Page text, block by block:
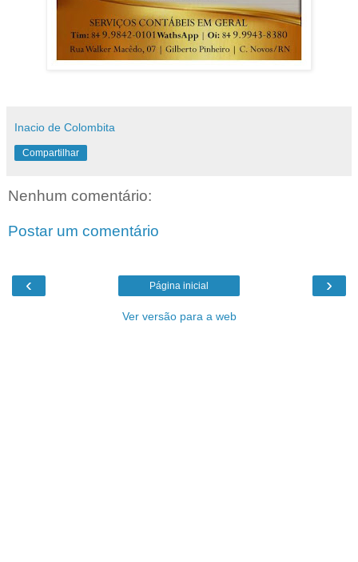
Inacio de Colombita
Compartilhar
Nenhum comentário:
Postar um comentário
‹ ›
Página inicial
Ver versão para a web